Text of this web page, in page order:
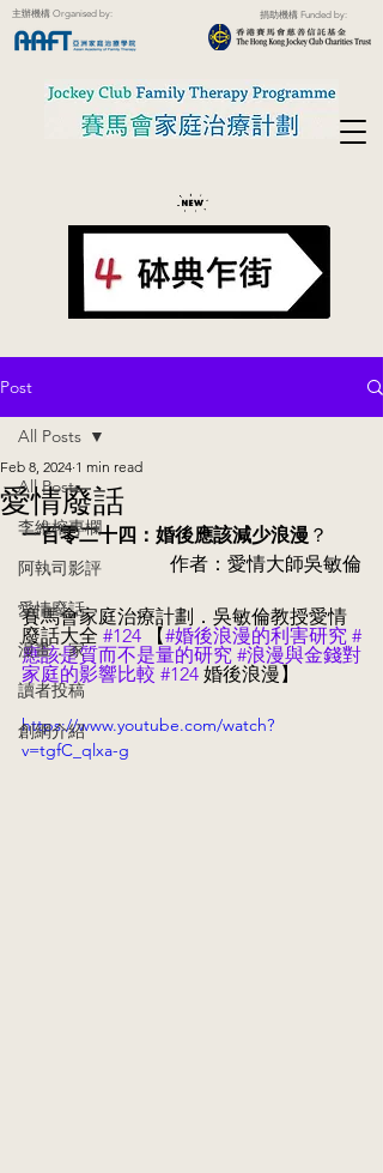
主辦機構 Organised by: 捐助機構 Funded by:
Post
All Posts
李維榕專欄
阿執司影評
愛情廢話
漫畫．家
讀者投稿
創網介紹
All Posts
愛情廢話
Feb 8, 2024 1 min read
一百零二十四：婚後應該減少浪漫 ？
作者：愛情大師吳敏倫
賽馬會家庭治療計劃．吳敏倫教授愛情
廢話大全 #124 【#婚後浪漫的利害研究 #
應該是質而不是量的研究 #浪漫與金錢對
家庭的影響比較 #124 婚後浪漫】
https://www.youtube.com/watch?
v=tgfC_qlxa-g